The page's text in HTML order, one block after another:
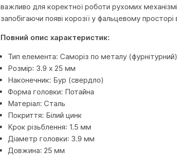
важливо для коректної роботи рухомих
запобігаючи появі корозії у фальцевому
Повний опис характеристик:
Тип елемента: Саморіз по металу (фурнітурний)
Розмір: 3.9 x 25 мм
Наконечник: Бур (свердло)
Форма головки: Потайна
Матеріал: Сталь
Покриття: Білий цинк
Крок різьблення: 1.5 мм
Діаметр головки: 3.9 мм
Довжина: 25 мм